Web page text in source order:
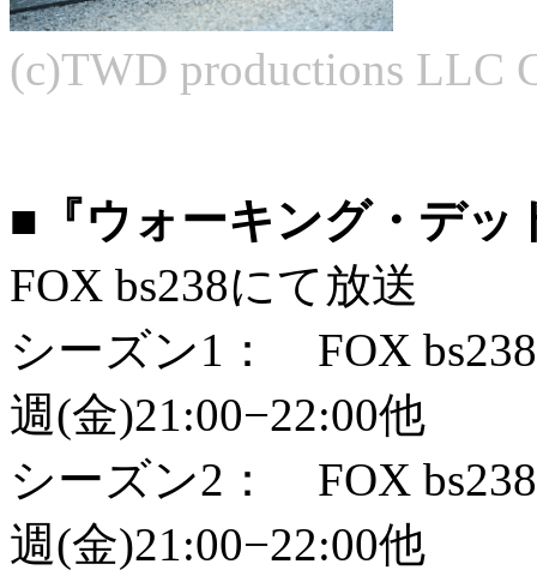
(c)TWD productions LLC
■『ウォーキング・デッ
FOX bs238にて放送
シーズン1： FOX
週(金)21:00−22:00他
シーズン2： FOX
週(金)21:00−22:00他